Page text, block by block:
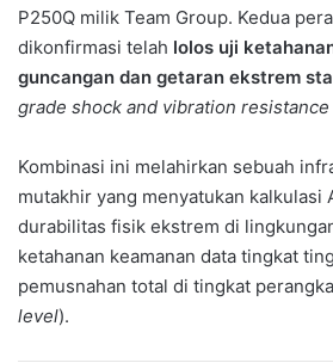
P250Q milik Team Group. Kedua
dikonfirmasi telah lolos uji
guncangan dan getaran ekstrem
grade shock and vibration
Kombinasi ini melahirkan sebuah
mutakhir yang menyatukan kalkulasi
durabilitas fisik ekstrem di
ketahanan keamanan data tingkat
pemusnahan total di tingkat
level).